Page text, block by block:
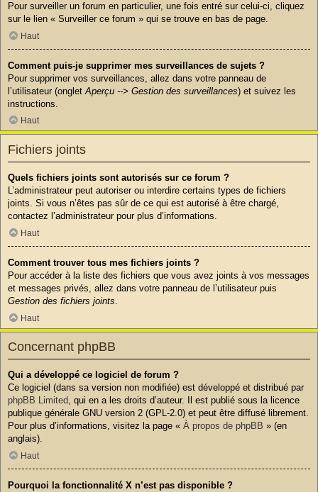
Pour surveiller un forum en particulier, une fois entré sur celui-ci, cliquez
sur le lien « Surveiller ce forum » qui se trouve en bas de page.
Haut
Comment puis-je supprimer mes surveillances de sujets ?
Pour supprimer vos surveillances, allez dans votre panneau de
l’utilisateur (onglet Aperçu --> Gestion des surveillances) et suivez les
instructions.
Haut
Fichiers joints
Quels fichiers joints sont autorisés sur ce forum ?
L’administrateur peut autoriser ou interdire certains types de fichiers
joints. Si vous n’êtes pas sûr de ce qui est autorisé à être chargé,
contactez l’administrateur pour plus d’informations.
Haut
Comment trouver tous mes fichiers joints ?
Pour accéder à la liste des fichiers que vous avez joints à vos messages
et messages privés, allez dans votre panneau de l’utilisateur puis
Gestion des fichiers joints.
Haut
Concernant phpBB
Qui a développé ce logiciel de forum ?
Ce logiciel (dans sa version non modifiée) est développé et distribué par
phpBB Limited, qui en a les droits d’auteur. Il est publié sous la licence
publique générale GNU version 2 (GPL-2.0) et peut être diffusé librement.
Pour plus d’informations, visitez la page « À propos de phpBB » (en
anglais).
Haut
Pourquoi la fonctionnalité X n’est pas disponible ?